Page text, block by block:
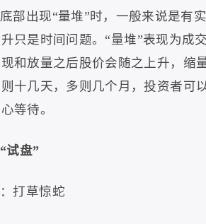
部出现“量堆”时，一般来说是有
只是时间问题。 “量堆”表现为成
和放量之后股价会随之上升，缩
十几天，多则几个月，投资者可
等待。
“试盘”
打草惊蛇